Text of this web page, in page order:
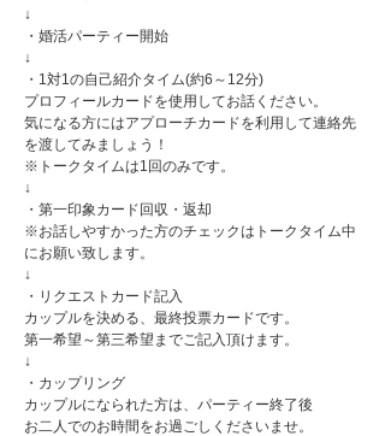
↓
・婚活パーティー開始
↓
・1対1の自己紹介タイム(約6～12分)
プロフィールカードを使用してお話ください。
気になる方にはアプローチカードを利用して連絡先
を渡してみましょう！
※トークタイムは1回のみです。
↓
・第一印象カード回収・返却
※お話しやすかった方のチェックはトークタイム中
にお願い致します。
↓
・リクエストカード記入
カップルを決める、最終投票カードです。
第一希望～第三希望までご記入頂けます。
↓
・カップリング
カップルになられた方は、パーティー終了後
お二人でのお時間をお過ごしくださいませ。